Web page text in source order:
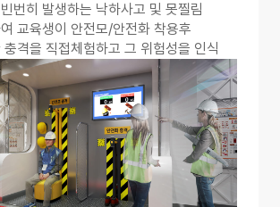
번히 발생하는 낙하사고 및 못찔림
교육생이 안전모/안전화 착용후
충격을 직접체험하고 그 위험성을 인식